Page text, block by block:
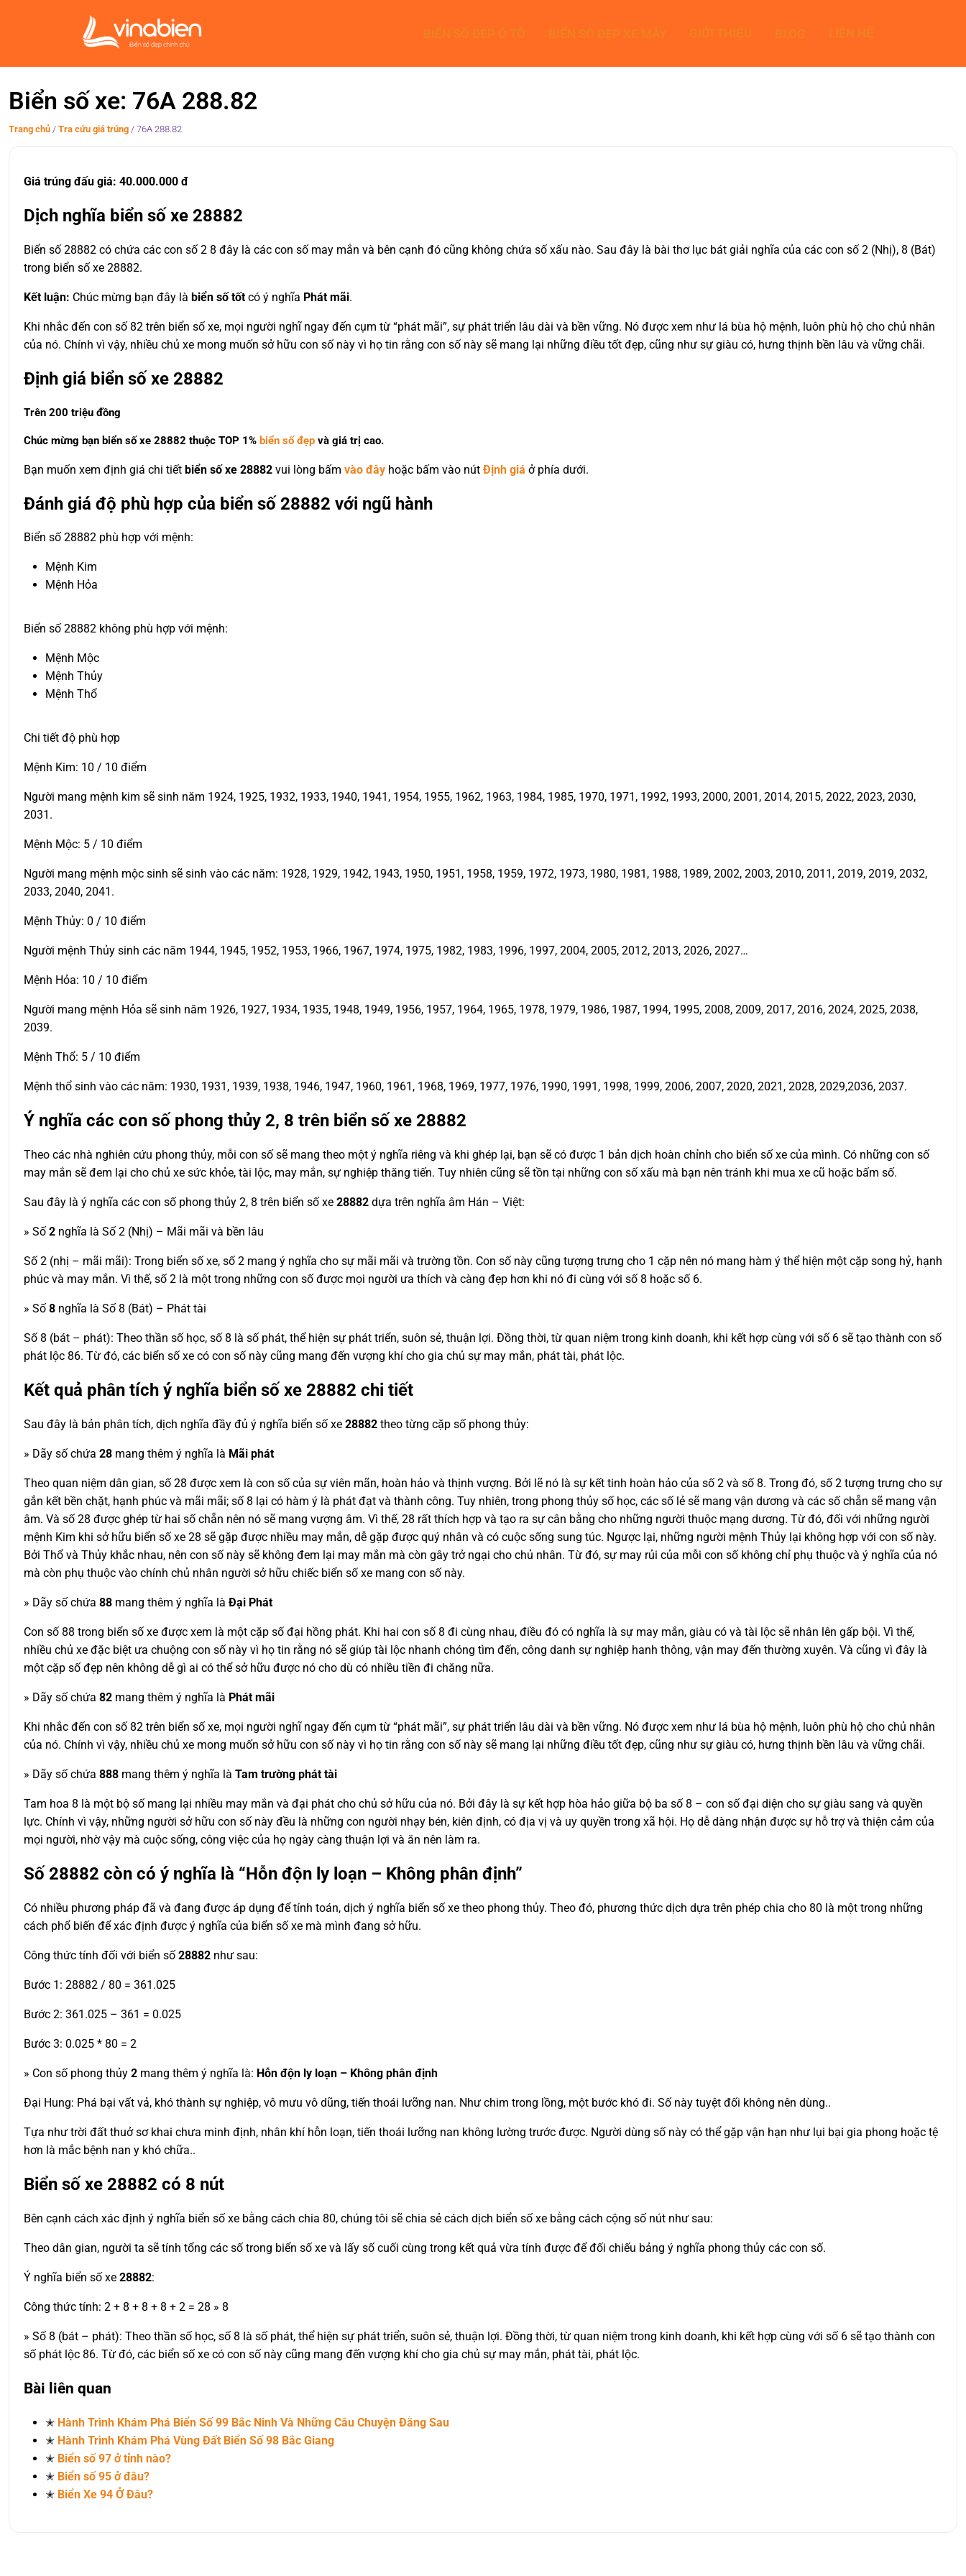
Biển số xe: 76A 288.82
Trang chủ / Tra cứu giá trúng / 76A 288.82
Giá trúng đấu giá: 40.000.000 đ
Dịch nghĩa biển số xe 28882
Biển số 28882 có chứa các con số 2 8 đây là các con số may mắn và bên cạnh đó cũng không chứa số xấu nào. Sau đây là bài thơ lục bát giải nghĩa của các con số 2 (Nhị), 8 (Bát)
trong biển số xe 28882.
Kết luận: Chúc mừng bạn đây là biển số tốt có ý nghĩa Phát mãi.
Khi nhắc đến con số 82 trên biển số xe, mọi người nghĩ ngay đến cụm từ “phát mãi”, sự phát triển lâu dài và bền vững. Nó được xem như lá bùa hộ mệnh, luôn phù hộ cho chủ nhân
của nó. Chính vì vậy, nhiều chủ xe mong muốn sở hữu con số này vì họ tin rằng con số này sẽ mang lại những điều tốt đẹp, cũng như sự giàu có, hưng thịnh bền lâu và vững chãi.
Định giá biển số xe 28882
Trên 200 triệu đồng
Chúc mừng bạn biển số xe 28882 thuộc TOP 1% biển số đẹp và giá trị cao.
Bạn muốn xem định giá chi tiết biển số xe 28882 vui lòng bấm vào đây hoặc bấm vào nút Định giá ở phía dưới.
Đánh giá độ phù hợp của biển số 28882 với ngũ hành
Biển số 28882 phù hợp với mệnh:
Mệnh Kim
Mệnh Hỏa
Biển số 28882 không phù hợp với mệnh:
Mệnh Mộc
Mệnh Thủy
Mệnh Thổ
Chi tiết độ phù hợp
Mệnh Kim: 10 / 10 điểm
Người mang mệnh kim sẽ sinh năm 1924, 1925, 1932, 1933, 1940, 1941, 1954, 1955, 1962, 1963, 1984, 1985, 1970, 1971, 1992, 1993, 2000, 2001, 2014, 2015, 2022, 2023, 2030,
2031.
Mệnh Mộc: 5 / 10 điểm
Người mang mệnh mộc sinh sẽ sinh vào các năm: 1928, 1929, 1942, 1943, 1950, 1951, 1958, 1959, 1972, 1973, 1980, 1981, 1988, 1989, 2002, 2003, 2010, 2011, 2019, 2019, 2032,
2033, 2040, 2041.
Mệnh Thủy: 0 / 10 điểm
Người mệnh Thủy sinh các năm 1944, 1945, 1952, 1953, 1966, 1967, 1974, 1975, 1982, 1983, 1996, 1997, 2004, 2005, 2012, 2013, 2026, 2027…
Mệnh Hỏa: 10 / 10 điểm
Người mang mệnh Hỏa sẽ sinh năm 1926, 1927, 1934, 1935, 1948, 1949, 1956, 1957, 1964, 1965, 1978, 1979, 1986, 1987, 1994, 1995, 2008, 2009, 2017, 2016, 2024, 2025, 2038,
2039.
Mệnh Thổ: 5 / 10 điểm
Mệnh thổ sinh vào các năm: 1930, 1931, 1939, 1938, 1946, 1947, 1960, 1961, 1968, 1969, 1977, 1976, 1990, 1991, 1998, 1999, 2006, 2007, 2020, 2021, 2028, 2029,2036, 2037.
Ý nghĩa các con số phong thủy 2, 8 trên biển số xe 28882
Theo các nhà nghiên cứu phong thủy, mỗi con số sẽ mang theo một ý nghĩa riêng và khi ghép lại, bạn sẽ có được 1 bản dịch hoàn chỉnh cho biển số xe của mình. Có những con số
may mắn sẽ đem lại cho chủ xe sức khỏe, tài lộc, may mắn, sự nghiệp thăng tiến. Tuy nhiên cũng sẽ tồn tại những con số xấu mà bạn nên tránh khi mua xe cũ hoặc bấm số.
Sau đây là ý nghĩa các con số phong thủy 2, 8 trên biển số xe 28882 dựa trên nghĩa âm Hán – Việt:
» Số 2 nghĩa là Số 2 (Nhị) – Mãi mãi và bền lâu
Số 2 (nhị – mãi mãi): Trong biển số xe, số 2 mang ý nghĩa cho sự mãi mãi và trường tồn. Con số này cũng tượng trưng cho 1 cặp nên nó mang hàm ý thể hiện một cặp song hỷ, hạnh
phúc và may mắn. Vì thế, số 2 là một trong những con số được mọi người ưa thích và càng đẹp hơn khi nó đi cùng với số 8 hoặc số 6.
» Số 8 nghĩa là Số 8 (Bát) – Phát tài
Số 8 (bát – phát): Theo thần số học, số 8 là số phát, thể hiện sự phát triển, suôn sẻ, thuận lợi. Đồng thời, từ quan niệm trong kinh doanh, khi kết hợp cùng với số 6 sẽ tạo thành con số
phát lộc 86. Từ đó, các biển số xe có con số này cũng mang đến vượng khí cho gia chủ sự may mắn, phát tài, phát lộc.
Kết quả phân tích ý nghĩa biển số xe 28882 chi tiết
Sau đây là bản phân tích, dịch nghĩa đầy đủ ý nghĩa biển số xe 28882 theo từng cặp số phong thủy:
» Dãy số chứa 28 mang thêm ý nghĩa là Mãi phát
Theo quan niệm dân gian, số 28 được xem là con số của sự viên mãn, hoàn hảo và thịnh vượng. Bởi lẽ nó là sự kết tinh hoàn hảo của số 2 và số 8. Trong đó, số 2 tượng trưng cho sự
gắn kết bền chặt, hạnh phúc và mãi mãi; số 8 lại có hàm ý là phát đạt và thành công. Tuy nhiên, trong phong thủy số học, các số lẻ sẽ mang vận dương và các số chẵn sẽ mang vận
âm. Và số 28 được ghép từ hai số chẵn nên nó sẽ mang vượng âm. Vì thế, 28 rất thích hợp và tạo ra sự cân bằng cho những người thuộc mạng dương. Từ đó, đối với những người
mệnh Kim khi sở hữu biển số xe 28 sẽ gặp được nhiều may mắn, dễ gặp được quý nhân và có cuộc sống sung túc. Ngược lại, những người mệnh Thủy lại không hợp với con số này.
Bởi Thổ và Thủy khắc nhau, nên con số này sẽ không đem lại may mắn mà còn gây trở ngại cho chủ nhân. Từ đó, sự may rủi của mỗi con số không chỉ phụ thuộc và ý nghĩa của nó
mà còn phụ thuộc vào chính chủ nhân người sở hữu chiếc biển số xe mang con số này.
» Dãy số chứa 88 mang thêm ý nghĩa là Đại Phát
Con số 88 trong biển số xe được xem là một cặp số đại hồng phát. Khi hai con số 8 đi cùng nhau, điều đó có nghĩa là sự may mắn, giàu có và tài lộc sẽ nhân lên gấp bội. Vì thế,
nhiều chủ xe đặc biệt ưa chuộng con số này vì họ tin rằng nó sẽ giúp tài lộc nhanh chóng tìm đến, công danh sự nghiệp hanh thông, vận may đến thường xuyên. Và cũng vì đây là
một cặp số đẹp nên không dễ gì ai có thể sở hữu được nó cho dù có nhiều tiền đi chăng nữa.
» Dãy số chứa 82 mang thêm ý nghĩa là Phát mãi
Khi nhắc đến con số 82 trên biển số xe, mọi người nghĩ ngay đến cụm từ “phát mãi”, sự phát triển lâu dài và bền vững. Nó được xem như lá bùa hộ mệnh, luôn phù hộ cho chủ nhân
của nó. Chính vì vậy, nhiều chủ xe mong muốn sở hữu con số này vì họ tin rằng con số này sẽ mang lại những điều tốt đẹp, cũng như sự giàu có, hưng thịnh bền lâu và vững chãi.
» Dãy số chứa 888 mang thêm ý nghĩa là Tam trường phát tài
Tam hoa 8 là một bộ số mang lại nhiều may mắn và đại phát cho chủ sở hữu của nó. Bởi đây là sự kết hợp hòa hảo giữa bộ ba số 8 – con số đại diện cho sự giàu sang và quyền
lực. Chính vì vậy, những người sở hữu con số này đều là những con người nhạy bén, kiên định, có địa vị và uy quyền trong xã hội. Họ dễ dàng nhận được sự hỗ trợ và thiện cảm của
mọi người, nhờ vậy mà cuộc sống, công việc của họ ngày càng thuận lợi và ăn nên làm ra.
Số 28882 còn có ý nghĩa là “Hỗn độn ly loạn – Không phân định”
Có nhiều phương pháp đã và đang được áp dụng để tính toán, dịch ý nghĩa biển số xe theo phong thủy. Theo đó, phương thức dịch dựa trên phép chia cho 80 là một trong những
cách phổ biến để xác định được ý nghĩa của biển số xe mà mình đang sở hữu.
Công thức tính đối với biển số28882 như sau:
Bước 1: 28882 / 80 = 361.025
Bước 2: 361.025 – 361 = 0.025
Bước 3: 0.025 * 80 = 2
» Con số phong thủy 2 mang thêm ý nghĩa là: Hỗn độn ly loạn – Không phân định
Đại Hung: Phá bại vất vả, khó thành sự nghiệp, vô mưu vô dũng, tiến thoái lưỡng nan. Như chim trong lồng, một bước khó đi. Số này tuyệt đối không nên dùng..
Tựa như trời đất thuở sơ khai chưa minh định, nhân khí hỗn loạn, tiến thoái lưỡng nan không lường trước được. Người dùng số này có thể gặp vận hạn như lụi bại gia phong hoặc tệ
hơn là mắc bệnh nan y khó chữa..
Biển số xe 28882 có 8 nút
Bên cạnh cách xác định ý nghĩa biển số xe bằng cách chia 80, chúng tôi sẽ chia sẻ cách dịch biển số xe bằng cách cộng số nút như sau:
Theo dân gian, người ta sẽ tính tổng các số trong biển số xe và lấy số cuối cùng trong kết quả vừa tính được để đối chiếu bảng ý nghĩa phong thủy các con số.
Ý nghĩa biển số xe 28882:
Công thức tính: 2 + 8 + 8 + 8 + 2 = 28 » 8
» Số 8 (bát – phát): Theo thần số học, số 8 là số phát, thể hiện sự phát triển, suôn sẻ, thuận lợi. Đồng thời, từ quan niệm trong kinh doanh, khi kết hợp cùng với số 6 sẽ tạo thành con
số phát lộc 86. Từ đó, các biển số xe có con số này cũng mang đến vượng khí cho gia chủ sự may mắn, phát tài, phát lộc.
Bài liên quan
✭ Hành Trình Khám Phá Biển Số 99 Bắc Ninh Và Những Câu Chuyện Đằng Sau
✭ Hành Trình Khám Phá Vùng Đất Biển Số 98 Bắc Giang
✭ Biển số 97 ở tỉnh nào?
✭ Biển số 95 ở đâu?
✭ Biển Xe 94 Ở Đâu?